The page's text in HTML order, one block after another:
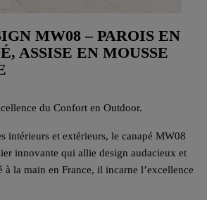
MW08 – PAROIS EN
ASSISE EN MOUSSE
du Confort en Outdoor.
intérieurs et extérieurs, le canapé MW08
innovante qui allie design audacieux et
à la main en France, il incarne l’excellence